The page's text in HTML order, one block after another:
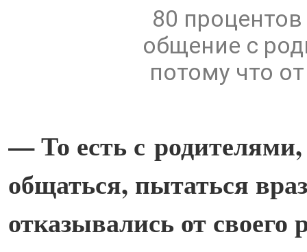
80
общение с
потому что
— То есть с
общаться, пытаться
отказывались от своего